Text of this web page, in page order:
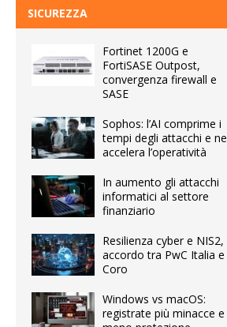
SICUREZZA
Fortinet 1200G e
FortiSASE Outpost,
convergenza firewall e
SASE
Sophos: l’AI comprime i
tempi degli attacchi e ne
accelera l’operatività
In aumento gli attacchi
informatici al settore
finanziario
Resilienza cyber e NIS2,
accordo tra PwC Italia e
Coro
Windows vs macOS:
registrate più minacce e